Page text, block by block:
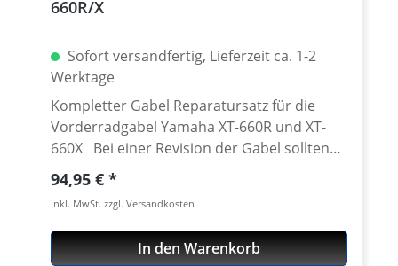
660R/X
Sofort versandfertig, Lieferzeit ca. 1-2
Werktage
Kompletter Gabel Reparatursatz für die
Vorderradgabel Yamaha XT-660R und XT-
660X Bei einer Revision der Gabel sollten
nicht nur das Öl, die Simmerringe und
Staubkappen getauscht werden, auch die
Teflon beschichteten Gabelführungen
müssen unbedingt geprüft und
gegebenenfalls ersetzt werden.
Regulärer Preis:
94,95 €
inkl. MwSt. zzgl. Versandkosten
In den Warenkorb